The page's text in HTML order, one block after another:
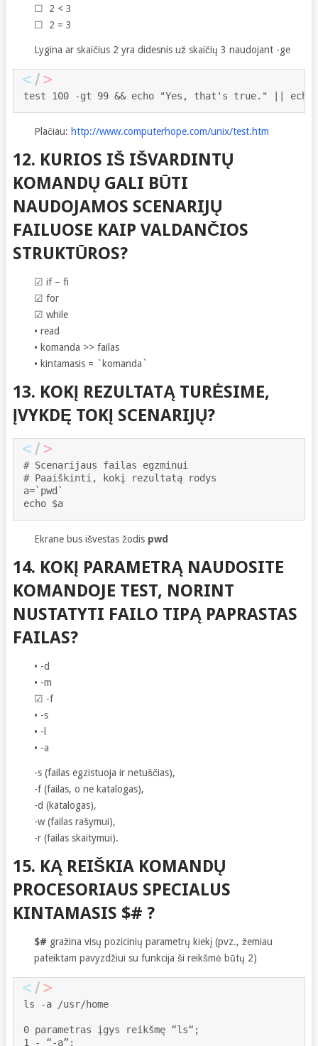
☐ 2 < 3
☐ 2 = 3
Lygina ar skaičius 2 yra didesnis už skaičių 3 naudojant -ge
test 100 -gt 99 && echo "Yes, that's true." ||
Plačiau: http://www.computerhope.com/unix/test.htm
12. KURIOS IŠ IŠVARDINTŲ
KOMANDŲ GALI BŪTI
NAUDOJAMOS SCENARIJŲ
FAILUOSE KAIP VALDANČIOS
STRUKTŪROS?
☑ if – fi
☑ for
☑ while
• read
• komanda >> failas
• kintamasis = `komanda`
13. KOKĮ REZULTATĄ TURĖSIME,
ĮVYKDĘ TOKĮ SCENARIJŲ?
# Scenarijaus failas egzminui
# Paaiškinti, kokį rezultatą rodys
a=`pwd`
echo $a
Ekrane bus išvestas žodis pwd
14. KOKĮ PARAMETRĄ NAUDOSITE
KOMANDOJE TEST, NORINT
NUSTATYTI FAILO TIPĄ PAPRASTAS
FAILAS?
• -d
• -m
☑ -f
• -s
• -l
• -a
-s (failas egzistuoja ir netuščias),
-f (failas, o ne katalogas),
-d (katalogas),
-w (failas rašymui),
-r (failas skaitymui).
15. KĄ REIŠKIA KOMANDŲ
PROCESORIAUS SPECIALUS
KINTAMASIS $# ?
$# gražina visų pozicinių parametrų kiekį (pvz., žemiau
pateiktam pavyzdžiui su funkcija ši reikšmė būtų 2)
ls -a /usr/home
0 parametras įgys reikšmę “ls“;
1 - “-a”;